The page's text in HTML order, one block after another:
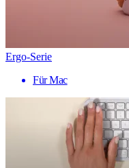
Ergo-Serie
Für Mac